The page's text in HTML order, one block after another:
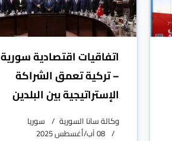
اتفاقيات اقتصادية سورية
– تركية تعمق الشراكة
الإستراتيجية بين البلدين
وكالة سانا السورية
سوريا
08 آب/أغسطس 2025